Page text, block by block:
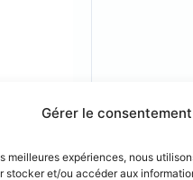
Gérer le
meilleures expériences, nous
stocker et/ou accéder aux